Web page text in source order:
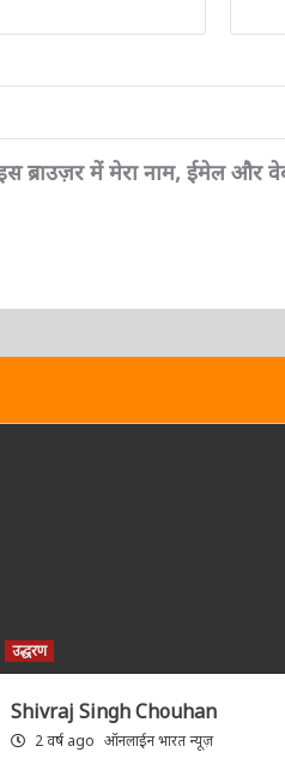
ब्राउज़र में मेरा नाम, ईमेल और
उद्धरण
Shivraj Singh Chouhan
2 वर्ष ago ऑनलाईन भारत न्यूज़